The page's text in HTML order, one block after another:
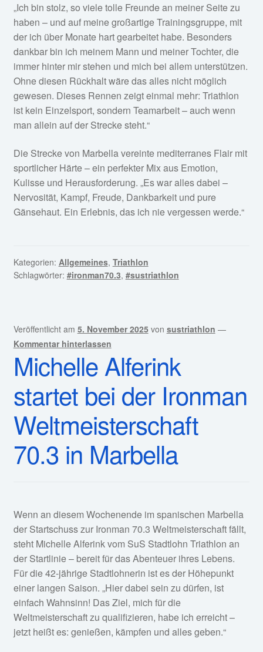
„Ich bin stolz, so viele tolle Freunde an meiner Seite zu
haben – und auf meine großartige Trainingsgruppe, mit
der ich über Monate hart gearbeitet habe. Besonders
dankbar bin ich meinem Mann und meiner Tochter, die
immer hinter mir stehen und mich bei allem unterstützen.
Ohne diesen Rückhalt wäre das alles nicht möglich
gewesen. Dieses Rennen zeigt einmal mehr: Triathlon
ist kein Einzelsport, sondern Teamarbeit – auch wenn
man allein auf der Strecke steht.“
Die Strecke von Marbella vereinte mediterranes Flair mit
sportlicher Härte – ein perfekter Mix aus Emotion,
Kulisse und Herausforderung. „Es war alles dabei –
Nervosität, Kampf, Freude, Dankbarkeit und pure
Gänsehaut. Ein Erlebnis, das ich nie vergessen werde.“
Kategorien: Allgemeines, Triathlon
Schlagwörter: #ironman70.3, #sustriathlon
Veröffentlicht am 5. November 2025 von sustriathlon —
Kommentar hinterlassen
Michelle Alferink
startet bei der Ironman
Weltmeisterschaft
70.3 in Marbella
Wenn an diesem Wochenende im spanischen Marbella
der Startschuss zur Ironman 70.3 Weltmeisterschaft fällt,
steht Michelle Alferink vom SuS Stadtlohn Triathlon an
der Startlinie – bereit für das Abenteuer ihres Lebens.
Für die 42-jährige Stadtlohnerin ist es der Höhepunkt
einer langen Saison. „Hier dabei sein zu dürfen, ist
einfach Wahnsinn! Das Ziel, mich für die
Weltmeisterschaft zu qualifizieren, habe ich erreicht –
jetzt heißt es: genießen, kämpfen und alles geben.“